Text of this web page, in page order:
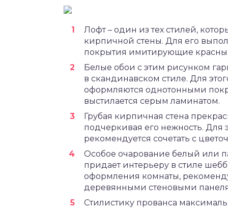
Лофт – один из тех стилей,
кирпичной стены. Для его
покрытия имитирующие
Белые обои с этим рисунком
в скандинавском стиле. Для
оформляются однотонными
выстилается серым ламинатом.
Грубая кирпичная стена
подчеркивая его нежность.
рекомендуется сочетать с
Особое очарование белый или
придает интерьеру в стиле
оформления комнаты,
деревянными стеновыми
Стилистику прованса